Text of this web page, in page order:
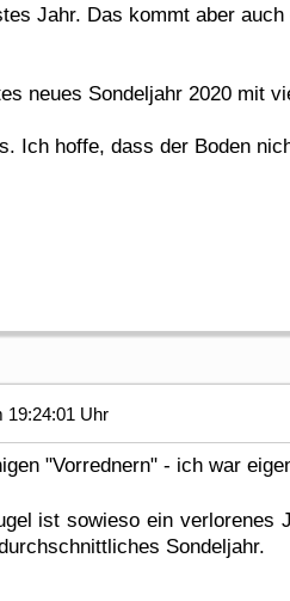
Jahr. Das kommt aber
neues Sondeljahr 2020 mit
Ich hoffe, dass der Boden
19:24:01 Uhr
"Vorrednern" - ich war
ist sowieso ein verlorenes
Sondeljahr.